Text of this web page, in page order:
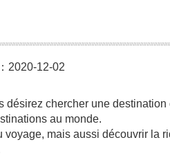
2020-12-02
chercher une
au monde.
mais aussi découvrir la